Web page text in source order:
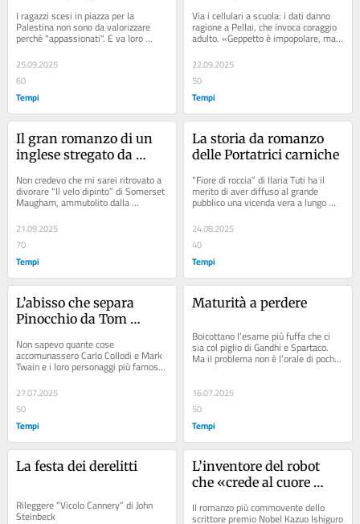
I ragazzi scesi in piazza per la
Palestina non sono da valorizzare
perché "appassionati". E va loro
spiegato di stare attenti a non
essere...
25.09.2025
60
Tempi
Via i cellulari a scuola: i dati danno
ragione a Pellai, che invoca coraggio
adulto. «Geppetto è impopolare, ma
Lucignolo non educa»
22.09.2025
50
Tempi
Il gran romanzo di un
inglese stregato da
Monza
Non credevo che mi sarei ritrovato a
divorare “Il velo dipinto” di Somerset
Maugham, ammutolito dalla
grandezza di certe pagine
21.09.2025
70
Tempi
La storia da romanzo
delle Portatrici carniche
“Fiore di roccia” di Ilaria Tuti ha il
merito di aver diffuso al grande
pubblico una vicenda vera a lungo
pressoché dimenticata. E di averlo...
24.08.2025
40
Tempi
L’abisso che separa
Pinocchio da Tom
compagni di avventure
Non sapevo quante cose
accomunassero Carlo Collodi e Mark
Twain e i loro personaggi più famosi.
Adesso so anche che cosa li rende
profondamente...
27.07.2025
50
Tempi
Maturità a perdere
Boicottano l’esame più fuffa che ci
sia col piglio di Gandhi e Spartaco.
Ma il problema non è l’orale di pochi
im-maturi e narcisi: è tutto il resto
16.07.2025
50
Tempi
La festa dei derelitti
Rileggere “Vicolo Cannery” di John
Steinbeck
L’inventore del robot
che «crede al cuore
Il romanzo più commovente dello
scrittore premio Nobel Kazuo Ishiguro